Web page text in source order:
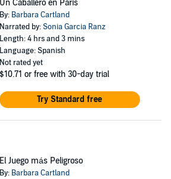
y mujeres y la forma en que se
de su vida es de una mujer
abierta que no tenía miedo de echar
le interesara y con estos errores
es sinónimo de ficción romántica
de su vida es quizás tan fascinante como
fecha, ha vendido mil millones de copias
SAGA Egmont
Un Caballero en Paris
By: Barbara Cartland
Narrated by:Sonia Garcia Ranz
Length: 4 hrs and 3 mins
Language: Spanish
Not rated yet
$10.71 or free with 30-day trial
Try Standard free
El Juego más Peligroso
By: Barbara Cartland